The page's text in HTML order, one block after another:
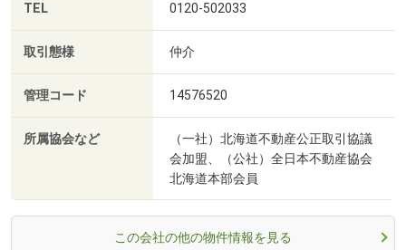
TEL 0120-502033
取引態様 仲介
管理コード 14576520
所属協会など
（一社）北海道不動産公正取引協議
会加盟、（公社）全日本不動産協会
北海道本部会員
この会社の他の物件情報を見る